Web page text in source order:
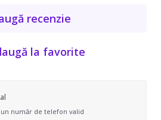
recenzie
la favorite
număr de telefon valid